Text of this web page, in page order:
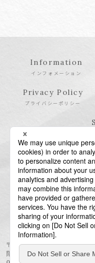
Information
インフォメーション
Privacy Policy
プライバシーポリシー
〒106-6123 東京都港区六
階